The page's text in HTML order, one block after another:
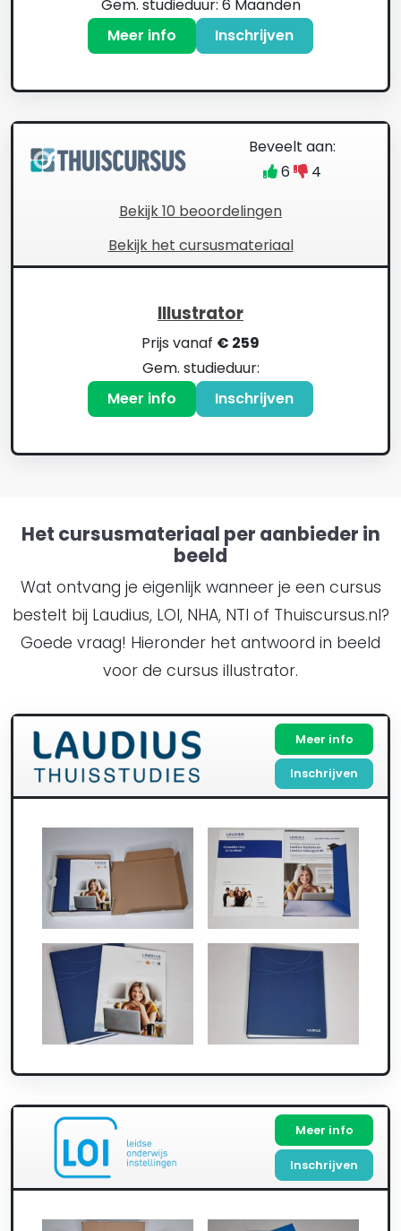
Gem. studieduur: 6 Maanden
Meer info
Inschrijven
Bekijk 10 beoordelingen
Beveelt aan:
6
4
Bekijk het cursusmateriaal
Illustrator
Prijs vanaf € 259
Gem. studieduur:
Meer info
Inschrijven
Het cursusmateriaal per aanbieder in
beeld
Wat ontvang je eigenlijk wanneer je een cursus
bestelt bij Laudius, LOI, NHA, NTI of Thuiscursus.nl?
Goede vraag! Hieronder het antwoord in beeld
voor de cursus illustrator.
Meer info
Inschrijven
Meer info
Inschrijven